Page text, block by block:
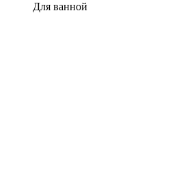
Для ванной